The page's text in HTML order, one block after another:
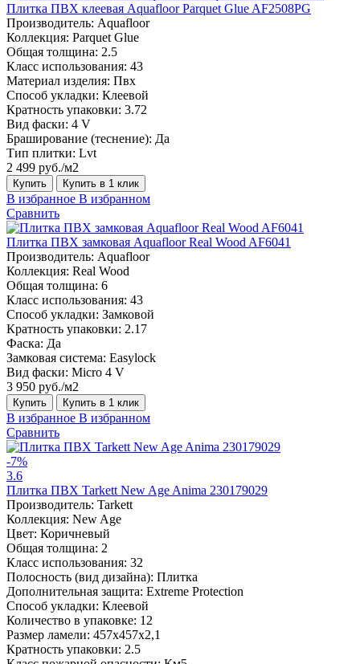
Плитка ПВХ клеевая Aquafloor Parquet Glue AF2508PG
Производитель: Aquafloor
Коллекция: Parquet Glue
Общая толщина: 2.5
Класс использования: 43
Материал изделия: Пвх
Способ укладки: Клеевой
Кратность упаковки: 3.72
Вид фаски: 4 V
Браширование (теснение): Да
Тип плитки: Lvt
2 499 руб./м2
Купить Купить в 1 клик
В избранное В избранном
Сравнить
Плитка ПВХ замковая Aquafloor Real Wood AF6041
Производитель: Aquafloor
Коллекция: Real Wood
Общая толщина: 6
Класс использования: 43
Способ укладки: Замковой
Кратность упаковки: 2.17
Фаска: Да
Замковая система: Easylock
Вид фаски: Micro 4 V
3 950 руб./м2
Купить Купить в 1 клик
В избранное В избранном
Сравнить
-7%
3.6
Плитка ПВХ Tarkett New Age Anima 230179029
Производитель: Tarkett
Коллекция: New Age
Цвет: Коричневый
Общая толщина: 2
Класс использования: 32
Полосность (вид дизайна): Плитка
Дополнительная защита: Extreme Protection
Способ укладки: Клеевой
Количество в упаковке: 12
Размер ламели: 457x457x2,1
Кратность упаковки: 2.5